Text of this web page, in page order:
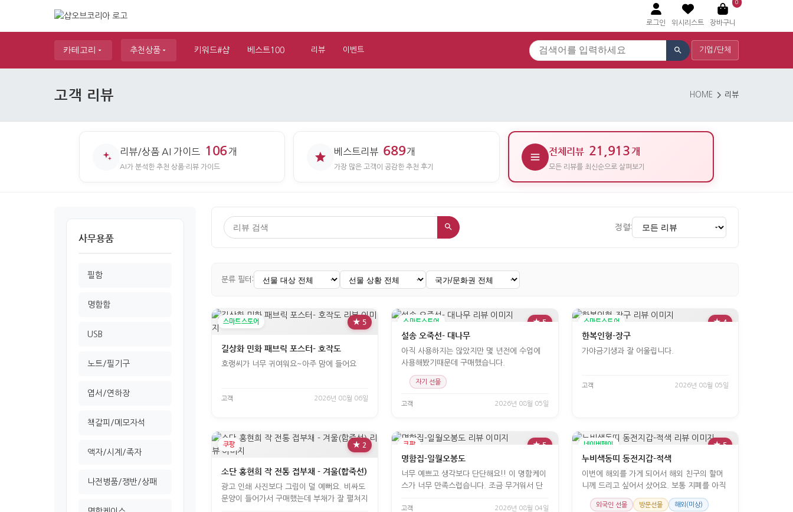
로그인 위시리스트
0
장바구니
카테고리 추천상품 키워드#샵 베스트100 리뷰 이벤트 기업/단체
고객 리뷰 HOME 리뷰
리뷰/상품 AI 가이드 106개
AI가 분석한 추천 상품·리뷰 가이드
베스트리뷰 689개
가장 많은 고객이 공감한 추천 후기
전체리뷰 21,913 개
모든 리뷰를 최신순으로 살펴보기
사무용품
필함
명함함
USB
노트/필기구
엽서/연하장
책갈피/메모자석
액자/시계/족자
나전병품/쟁반/상패
정렬:
분류 필터:
스마트스토어 ★ 5
길상화 민화 패브릭 포스터- 호작도
호랭씨가 너무 귀여워요~아주 맘에 들어요
고객 2026년 08월 06일
스마트스토어 ★ 5
설송 오죽선- 대나무
아직 사용하지는 않았지만 몇 년전에 수업에
사용해봤기때문데 구매했습니다.
자기 선물
고객 2026년 08월 05일
스마트스토어 ★ 4
한복인형-장구
가야금기생과 잘 어울립니다.
고객 2026년 08월 05일
쿠팡 ★ 2
소단 홍현희 작 전통 접부채 - 겨울(합죽선)
광고 인쇄 사진보다 그림이 덜 예뻐요. 비싸도
문양이 들어가서 구매했는데 부채가 잘 펼쳐지
쿠팡 ★ 5
명함집-일월오봉도
너무 예쁘고 생각보다 단단해요!! 이 명함케이
스가 너무 만족스럽습니다. 조금 무거워서 단
고객 2026년 08월 04일
네이버페이 ★ 5
누비색동띠 동전지갑-적색
이번에 해외를 가게 되어서 해외 친구의 할머
니께 드리고 싶어서 샀어요. 보통 지폐를 아직
외국인 선물 방문선물 해외(미상)